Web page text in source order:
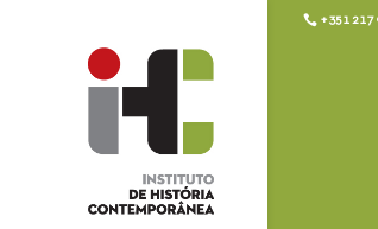
+351 217